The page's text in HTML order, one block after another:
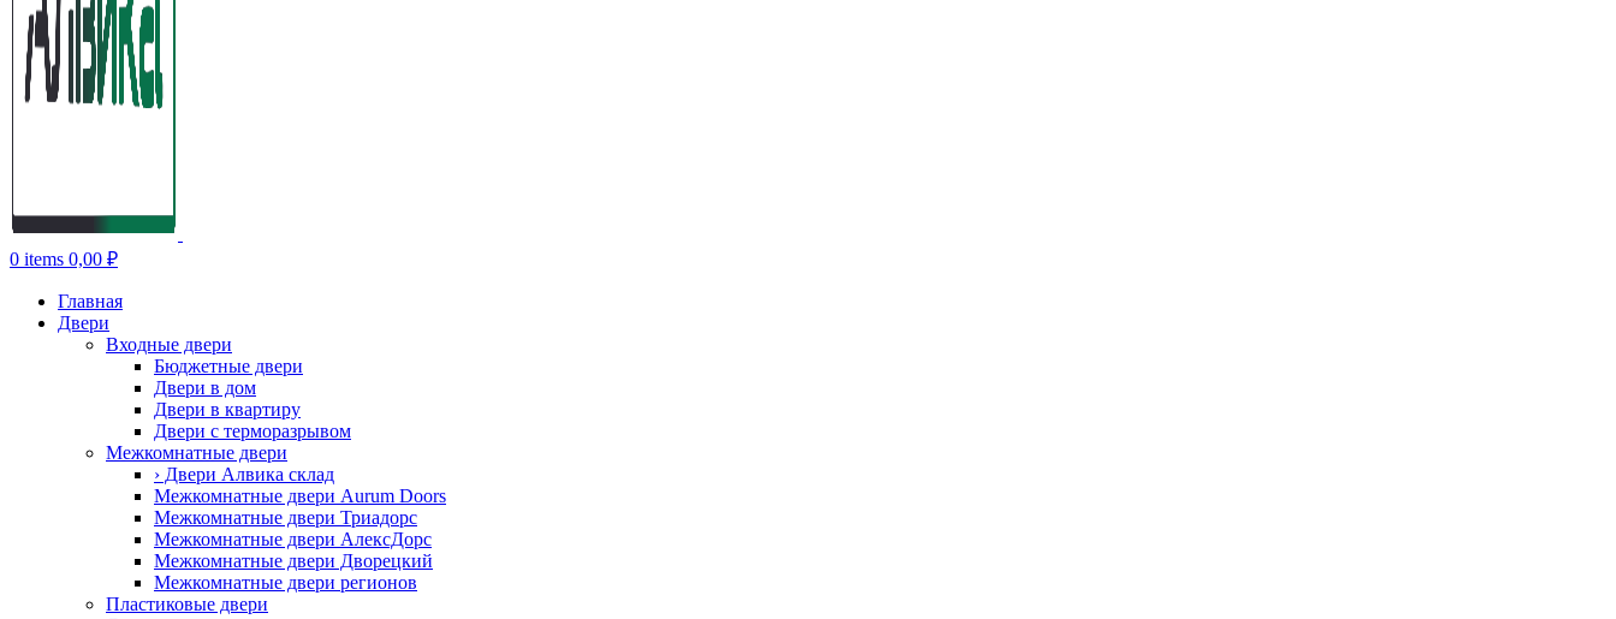
0 items 0,00 ₽
Главная
Двери
Входные двери
Бюджетные двери
Двери в дом
Двери в квартиру
Двери с терморазрывом
Межкомнатные двери
› Двери Алвика склад
Межкомнатные двери Aurum Doors
Межкомнатные двери Триадорс
Межкомнатные двери АлексДорс
Межкомнатные двери Дворецкий
Межкомнатные двери регионов
Пластиковые двери